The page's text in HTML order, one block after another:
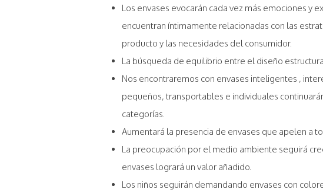
Los envases evocarán cada vez más emociones y
encuentran íntimamente relacionadas con las
producto y las necesidades del consumidor.
La búsqueda de equilibrio entre el diseño
Nos encontraremos con envases inteligentes ,
pequeños, transportables e individuales
categorías.
Aumentará la presencia de envases que apelen a
La preocupación por el medio ambiente seguirá
envases logrará un valor añadido.
Los niños seguirán demandando envases con